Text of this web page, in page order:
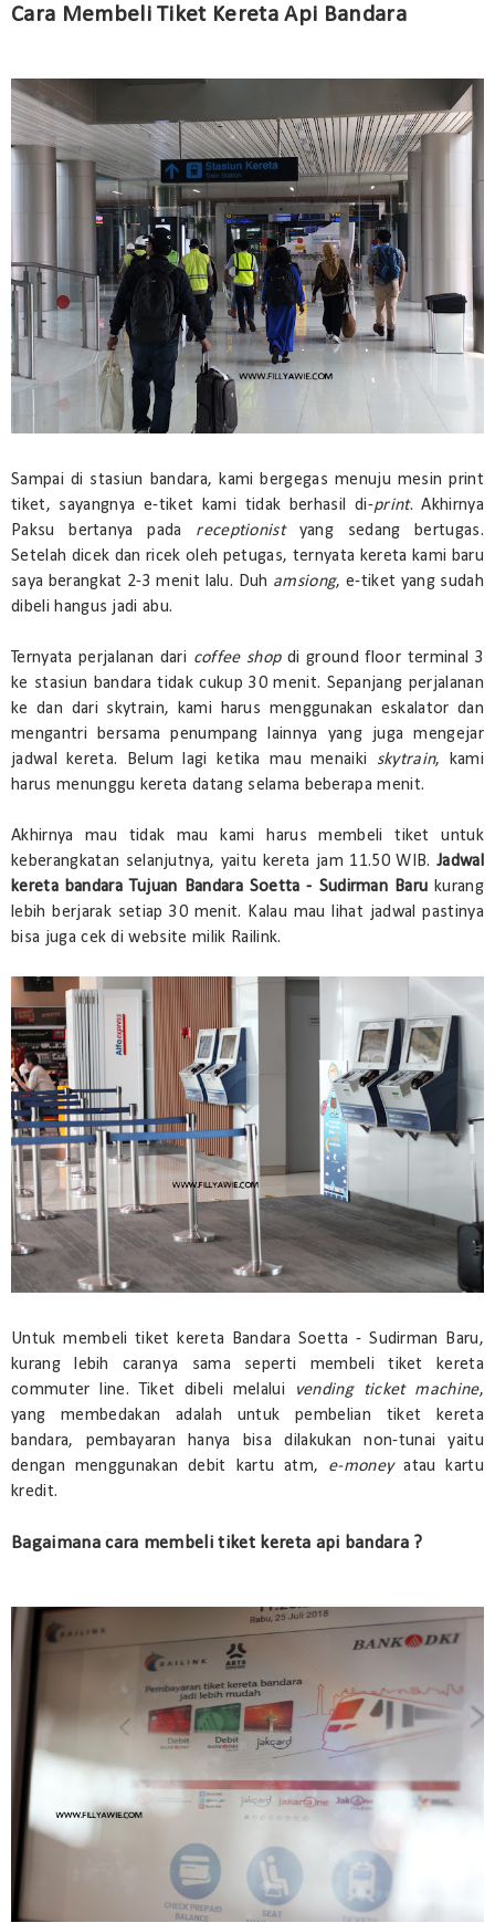
Cara Membeli Tiket Kereta Api Bandara
Sampai di stasiun bandara, kami bergegas menuju mesin print
tiket, sayangnya e-tiket kami tidak berhasil di-print. Akhirnya
Paksu bertanya pada receptionist yang sedang bertugas.
Setelah dicek dan ricek oleh petugas, ternyata kereta kami baru
saya berangkat 2-3 menit lalu. Duh amsiong, e-tiket yang sudah
dibeli hangus jadi abu.
Ternyata perjalanan dari coffee shop di ground floor terminal 3
ke stasiun bandara tidak cukup 30 menit. Sepanjang perjalanan
ke dan dari skytrain, kami harus menggunakan eskalator dan
mengantri bersama penumpang lainnya yang juga mengejar
jadwal kereta. Belum lagi ketika mau menaiki skytrain, kami
harus menunggu kereta datang selama beberapa menit.
Akhirnya mau tidak mau kami harus membeli tiket untuk
keberangkatan selanjutnya, yaitu kereta jam 11.50 WIB.Jadwal
kereta bandara Tujuan Bandara Soetta - Sudirman Baru kurang
lebih berjarak setiap 30 menit. Kalau mau lihat jadwal pastinya
bisa juga cek di website milik Railink.
Untuk membeli tiket kereta Bandara Soetta - Sudirman Baru,
kurang lebih caranya sama seperti membeli tiket kereta
commuter line. Tiket dibeli melalui
vending ticket machine,
yang membedakan adalah untuk pembelian tiket kereta
bandara, pembayaran hanya bisa dilakukan non-tunai yaitu
dengan menggunakan debit kartu atm, e-moneyatau kartu
kredit.
Bagaimana cara membeli tiket kereta api bandara ?